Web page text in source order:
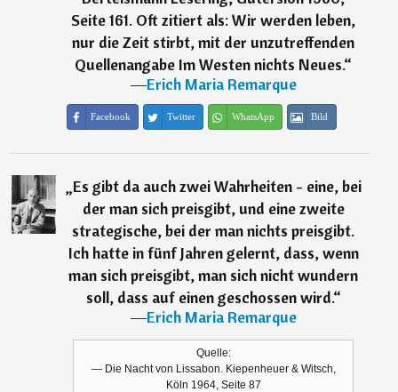
Seite 161. Oft zitiert als: Wir werden leben,
nur die Zeit stirbt, mit der unzutreffenden
Quellenangabe Im Westen nichts Neues.“
―Erich Maria Remarque
Facebook Twitter WhatsApp Bild
„Es gibt da auch zwei Wahrheiten - eine, bei
der man sich preisgibt, und eine zweite
strategische, bei der man nichts preisgibt.
Ich hatte in fünf Jahren gelernt, dass, wenn
man sich preisgibt, man sich nicht wundern
soll, dass auf einen geschossen wird.“
―Erich Maria Remarque
Quelle:
— Die Nacht von Lissabon. Kiepenheuer & Witsch,
Köln 1964, Seite 87